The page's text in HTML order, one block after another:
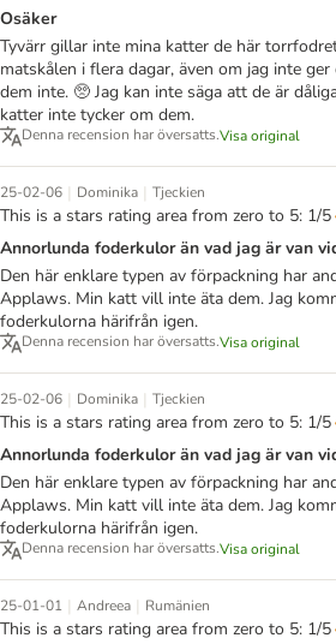
Osäker
Tyvärr gillar inte mina katter de här
matskålen i flera dagar, även om jag inte
dem inte. 🥺 Jag kan inte säga att de är
katter inte tycker om dem.
Denna recension har översatts.Visa original
25-02-06 | Dominika | Tjeckien
This is a stars rating area from zero to 5: 1/5
Annorlunda foderkulor än vad jag är van
Den här enklare typen av förpackning har
Applaws. Min katt vill inte äta dem. Jag
foderkulorna härifrån igen.
Denna recension har översatts.Visa original
25-02-06 | Dominika | Tjeckien
This is a stars rating area from zero to 5: 1/5
Annorlunda foderkulor än vad jag är van
Den här enklare typen av förpackning har
Applaws. Min katt vill inte äta dem. Jag
foderkulorna härifrån igen.
Denna recension har översatts.Visa original
25-01-01 | Andreea | Rumänien
This is a stars rating area from zero to 5: 1/5